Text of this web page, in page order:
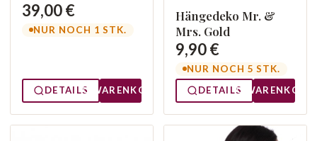
39,00 €
NUR NOCH 1 STK.
DETAILS WARENKORB
Hängedeko Mr. &
Mrs. Gold
9,90 €
NUR NOCH 5 STK.
DETAILS
WARENKORB